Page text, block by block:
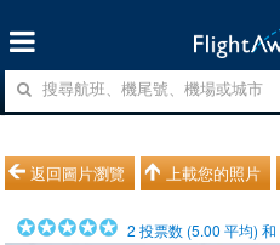
返回圖片瀏覽 上載您的照片
2 投票数 (5.00 平均) 和